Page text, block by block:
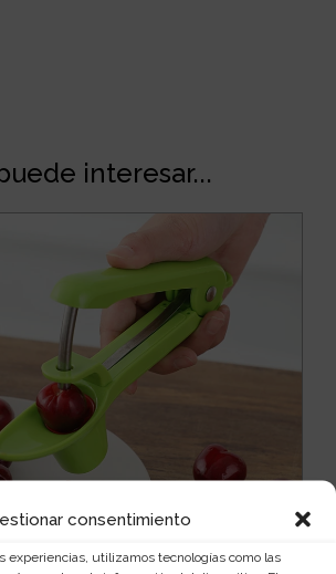
consentimiento
experiencias, utilizamos tecnologías como las
interesar...